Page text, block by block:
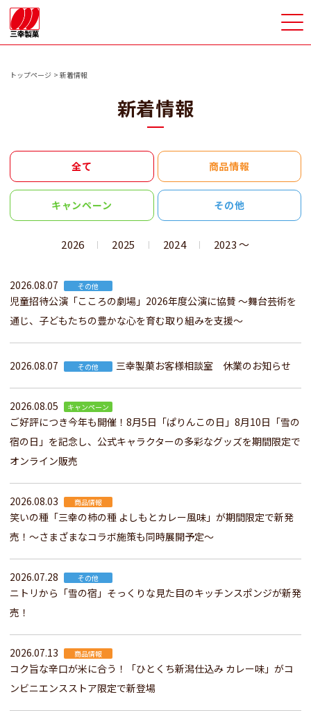
トップページ 新着情報
新着情報
全て 商品情報
キャンペーン その他
2026 2025 2024 2023 〜
2026.08.07 その他
児童招待公演「こころの劇場」2026年度公演に協賛 ～舞台芸術を
通じ、子どもたちの豊かな心を育む取り組みを支援～
2026.08.07 その他 三幸製菓お客様相談室 休業のお知らせ
2026.08.05 キャンペーン
ご好評につき今年も開催！8月5日「ぱりんこの日」8月10日「雪の
宿の日」を記念し、公式キャラクターの多彩なグッズを期間限定で
オンライン販売
2026.08.03 商品情報
笑いの種「三幸の柿の種 よしもとカレー風味」が期間限定で新発
売！～さまざまなコラボ施策も同時展開予定～
2026.07.28 その他
ニトリから「雪の宿」そっくりな見た目のキッチンスポンジが新発
売！
2026.07.13 商品情報
コク旨な辛口が米に合う！「ひとくち新潟仕込み カレー味」がコ
ンビニエンスストア限定で新登場